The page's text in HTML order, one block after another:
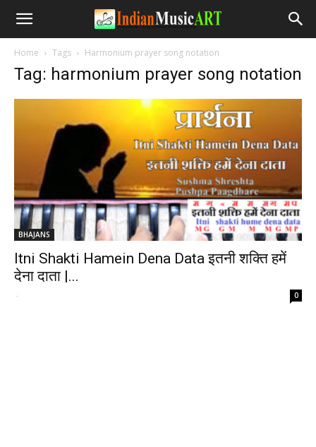
Home Tags Harmonium prayer song notation
Tag: harmonium prayer song notation
BHAJANS
Itni Shakti Hamein Dena Data इतनी शक्ति हमें
देना दाता |...
- 0